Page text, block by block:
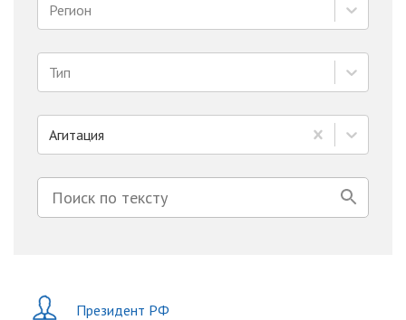
Регион
Тип
Агитация
Президент РФ